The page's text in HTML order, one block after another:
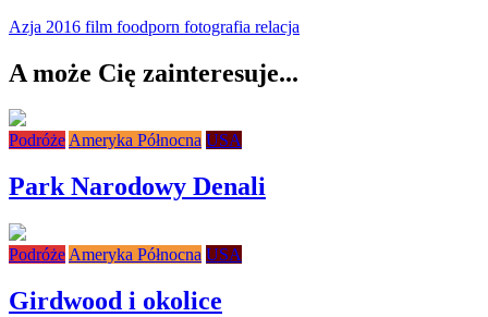
Azja 2016 film foodporn fotografia relacja
A może Cię zainteresuje...
PodróżeAmeryka Północna USA
Park Narodowy Denali
Podróże Ameryka Północna USA
Girdwood i okolice